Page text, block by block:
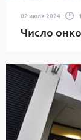
02 июля 2024
Число